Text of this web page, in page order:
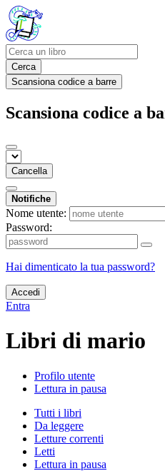
Cerca
Scansiona codice a barre
Scansiona codice a
Cancella
Notifiche
Nome utente:
Password:
Hai dimenticato la tua password?
Accedi
Entra
Libri di mario
Profilo utente
Lettura in pausa
Tutti i libri
Da leggere
Letture correnti
Letti
Lettura in pausa